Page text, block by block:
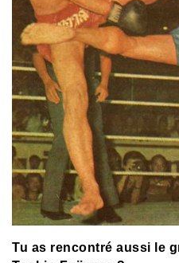
Tu as rencontré aussi le